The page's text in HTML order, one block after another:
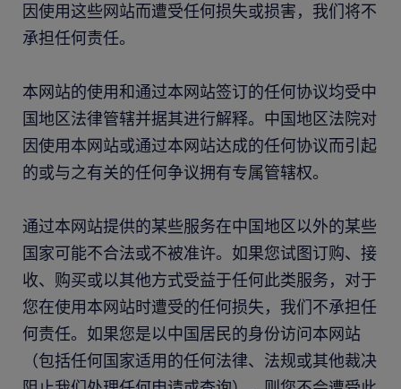
因使用这些网站而遭受任何损失或损害，我们将不
承担任何责任。
本网站的使用和通过本网站签订的任何协议均受中
国地区法律管辖并据其进行解释。中国地区法院对
因使用本网站或通过本网站达成的任何协议而引起
的或与之有关的任何争议拥有专属管辖权。
通过本网站提供的某些服务在中国地区以外的某些
国家可能不合法或不被准许。如果您试图订购、接
收、购买或以其他方式受益于任何此类服务，对于
您在使用本网站时遭受的任何损失，我们不承担任
何责任。如果您是以中国居民的身份访问本网站
（包括任何国家适用的任何法律、法规或其他裁决